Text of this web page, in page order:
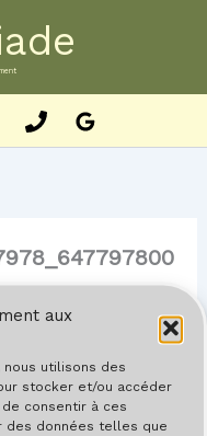
aux
utilisons des
stocker et/ou accéder
consentir à ces
des données telles que